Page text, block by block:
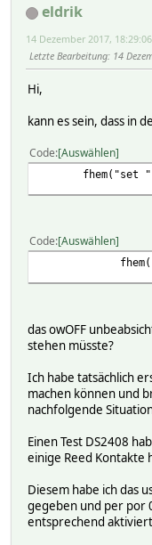
eldrik
14 Dezember 2017, 18:29:06
Letzte Bearbeitung: 14
Hi,
kann es sein, dass in
Code Auswählen
fhem("set
Code Auswählen
fhem("set
das owOFF
stehen müsste?
Ich habe tatsächlich
machen können und
nachfolgende
Einen Test DS2408
einige Reed Kontakte
Diesem habe ich das
gegeben und per por
entsprechend